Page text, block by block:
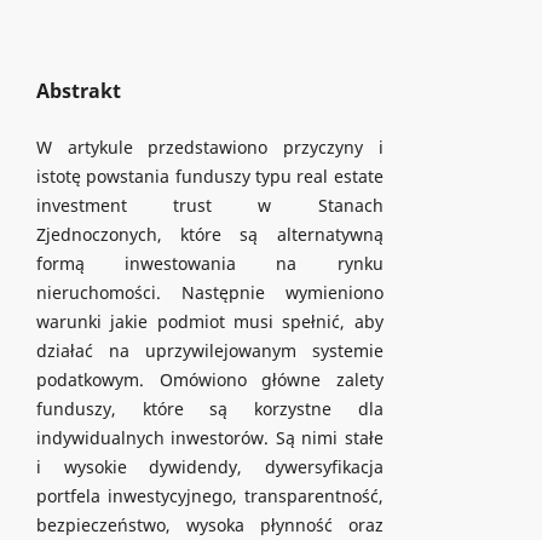
Abstrakt
W artykule przedstawiono przyczyny i
istotę powstania funduszy typu real estate
investment trust w Stanach
Zjednoczonych, które są alternatywną
formą inwestowania na rynku
nieruchomości. Następnie wymieniono
warunki jakie podmiot musi spełnić, aby
działać na uprzywilejowanym systemie
podatkowym. Omówiono główne zalety
funduszy, które są korzystne dla
indywidualnych inwestorów. Są nimi stałe
i wysokie dywidendy, dywersyfikacja
portfela inwestycyjnego, transparentność,
bezpieczeństwo, wysoka płynność oraz